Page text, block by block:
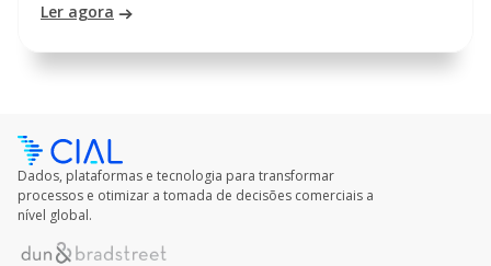
Ler agora
Dados, plataformas e tecnologia para transformar
processos e otimizar a tomada de decisões comerciais a
nível global.